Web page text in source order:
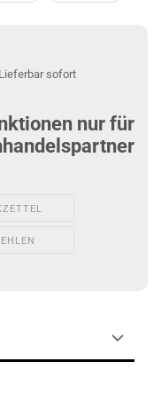
Lieferbar sofort
nur für